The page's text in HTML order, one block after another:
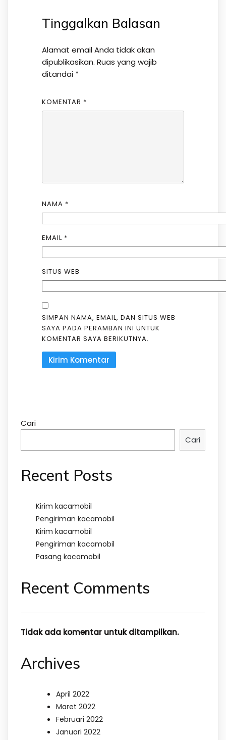
Tinggalkan Balasan
Alamat email Anda tidak akan
dipublikasikan. Ruas yang wajib
ditandai *
KOMENTAR *
NAMA *
EMAIL *
SITUS WEB
SIMPAN NAMA, EMAIL, DAN SITUS WEB
SAYA PADA PERAMBAN INI UNTUK
KOMENTAR SAYA BERIKUTNYA.
Cari
Cari
Recent Posts
Kirim kacamobil
Pengiriman kacamobil
Kirim kacamobil
Pengiriman kacamobil
Pasang kacamobil
Recent Comments
Tidak ada komentar untuk ditampilkan.
Archives
April 2022
Maret 2022
Februari 2022
Januari 2022